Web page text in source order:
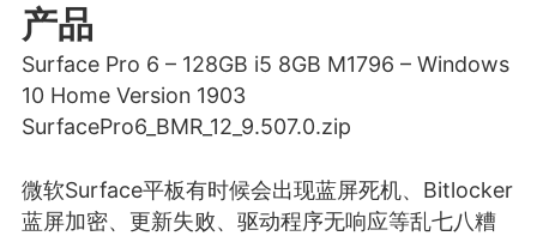
手机 系统 网站
产品
Surface Pro 6 – 128GB i5 8GB M1796 – Windows
10 Home Version 1903
SurfacePro6_BMR_12_9.507.0.zip
微软Surface平板有时候会出现蓝屏死机、Bitlocker
蓝屏加密、更新失败、驱动程序无响应等乱七八糟